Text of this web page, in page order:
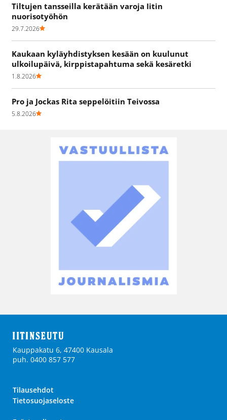
Tiltujen tansseilla kerätään varoja Iitin
nuorisotyöhön
29.7.2026
Kaukaan kyläyhdistyksen kesään on kuulunut
ulkoilupäivä, kirppistapahtuma sekä kesäretki
1.8.2026
Pro ja Jockas Rita seppelöitiin Teivossa
5.8.2026
Kauppakatu 6, 47400 Kausala
puh. 0400 857 577
Tilausehdot
Tietosuojaseloste